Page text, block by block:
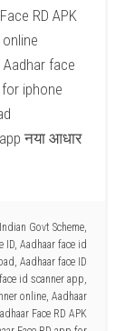
RD APK
face
iphone
नया आधार
Indian Govt Scheme,
ID, Aadhaar face id
, Aadhaar face ID
id scanner app,
online, Aadhaar
Face RD APK